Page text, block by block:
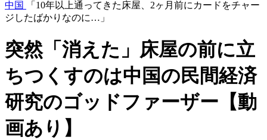
中国
「10年以上通ってきた床屋、2ヶ月前にカードをチャー
ジしたばかりなのに…」
突然「消えた」床屋の前に立
ちつくすのは中国の民間経済
研究のゴッドファーザー【動
画あり】